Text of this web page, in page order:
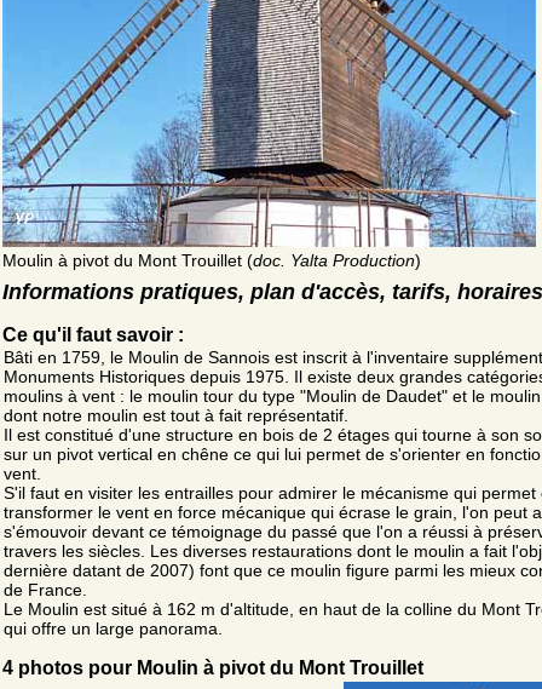
Moulin à pivot du Mont Trouillet (doc. Yalta Production)
Informations pratiques, plan d'accès, tarifs, horaires
Ce qu'il faut savoir :
Bâti en 1759, le Moulin de Sannois est inscrit à l'inventaire
Monuments Historiques depuis 1975. Il existe deux grandes
moulins à vent : le moulin tour du type "Moulin de Daudet" et le
dont notre moulin est tout à fait représentatif.
Il est constitué d'une structure en bois de 2 étages qui tourne à son
sur un pivot vertical en chêne ce qui lui permet de s'orienter en
vent.
S'il faut en visiter les entrailles pour admirer le mécanisme qui permet
transformer le vent en force mécanique qui écrase le grain, l'on peut
s'émouvoir devant ce témoignage du passé que l'on a réussi à
travers les siècles. Les diverses restaurations dont le moulin a fait
dernière datant de 2007) font que ce moulin figure parmi les mieux
de France.
Le Moulin est situé à 162 m d'altitude, en haut de la colline du Mont
qui offre un large panorama.
4 photos pour Moulin à pivot du Mont Trouillet